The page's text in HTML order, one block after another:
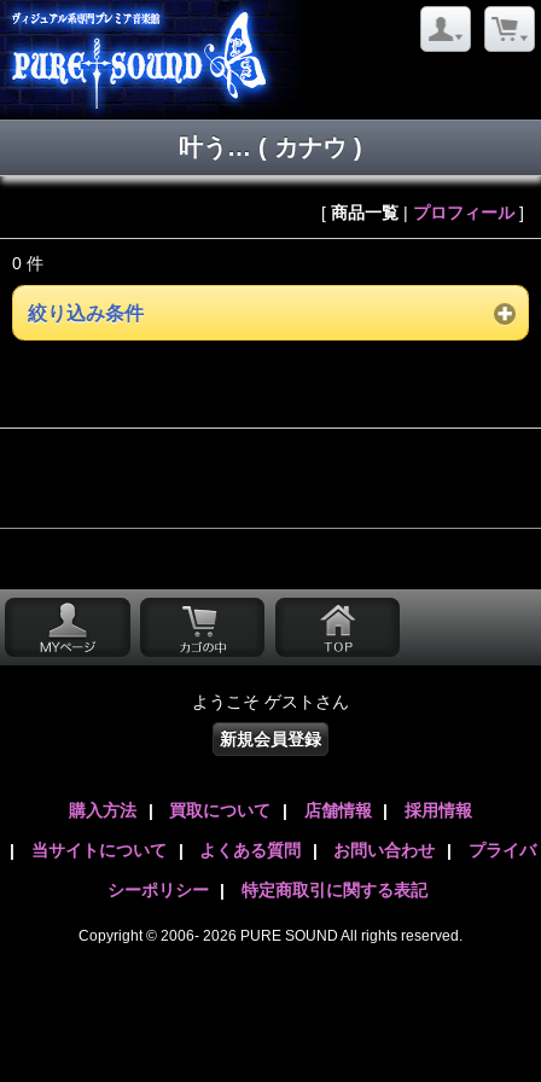
叶う… ( カナウ )
[ 商品一覧 | プロフィール]
0 件
絞り込み条件
ようこそ ゲストさん
新規会員登録
購入方法 | 買取について | 店舗情報 | 採用情報
| 当サイトについて | よくある質問 | お問い合わせ | プライバ
シーポリシー | 特定商取引に関する表記
Copyright © 2006- 2026 PURE SOUND All rights reserved.